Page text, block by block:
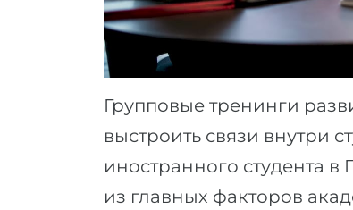
Групповые тренинги
выстроить связи внутри
иностранного студента
из главных факторов